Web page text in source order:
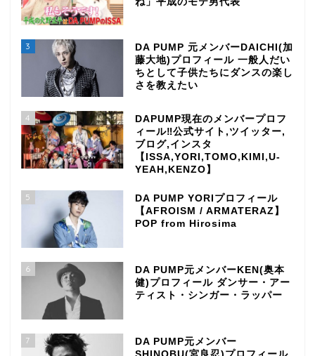
3
DA PUMP 元メンバーDAICHI(加
藤大地)プロフィール 一般人だい
ちとして子供たちにダンスの楽し
さを教えたい
4
DAPUMP現在のメンバープロフ
ィール‼公式サイト,ツイッター,
ブログ,インスタ
【ISSA,YORI,TOMO,KIMI,U-
YEAH,KENZO】
5
DA PUMP YORIプロフィール
【AFROISM / ARMATERAZ】
POP from Hirosima
6
DA PUMP元メンバーKEN(奥本
健)プロフィール ダンサー・アー
ティスト・シンガー・ラッパー
7
DA PUMP元メンバー